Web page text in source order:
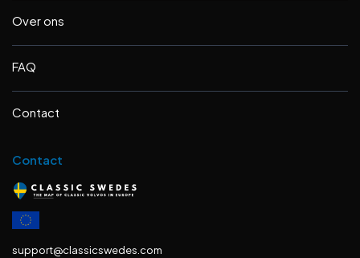
Over ons
FAQ
Contact
Contact
support@classicswedes.com